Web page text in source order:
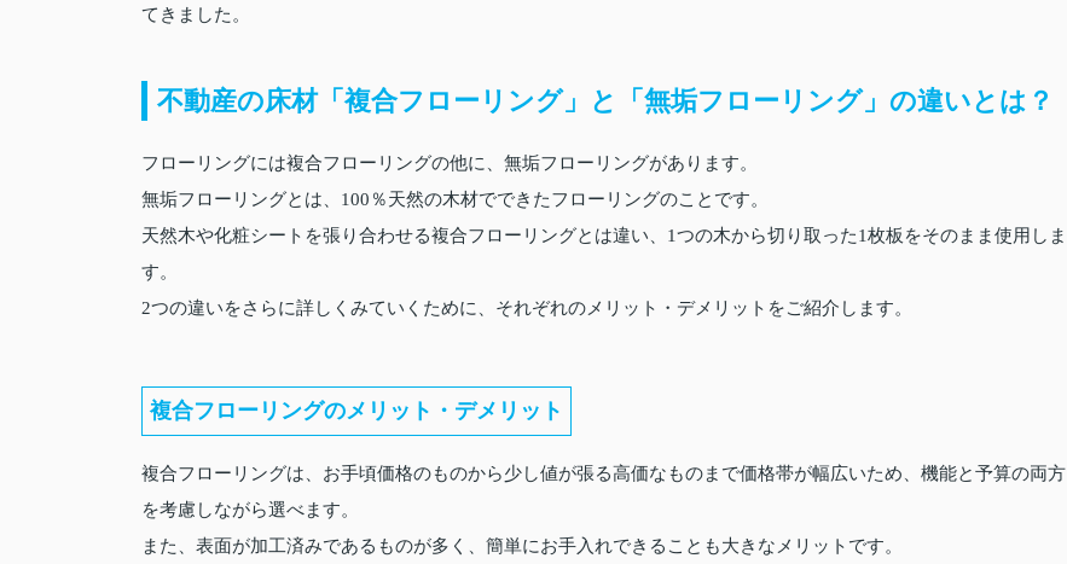
てきました。
不動産の床材「複合フローリング」と「無垢フローリング」の違いとは？
フローリングには複合フローリングの他に、無垢フローリングがあります。
無垢フローリングとは、100％天然の木材でできたフローリングのことです。
天然木や化粧シートを張り合わせる複合フローリングとは違い、1つの木から切り取った1枚板をそのまま使用しま
す。
2つの違いをさらに詳しくみていくために、それぞれのメリット・デメリットをご紹介します。
複合フローリングのメリット・デメリット
複合フローリングは、お手頃価格のものから少し値が張る高価なものまで価格帯が幅広いため、機能と予算の両方
を考慮しながら選べます。
また、表面が加工済みであるものが多く、簡単にお手入れできることも大きなメリットです。